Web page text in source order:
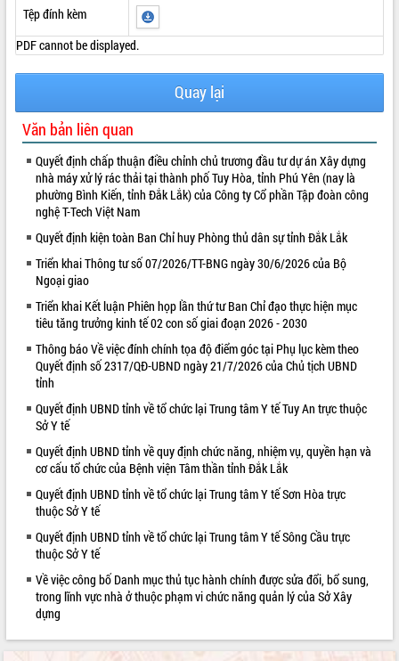
VIDEO
Khám bệnh, cấp phát thuốc miễn phí
và tặng quà người dân xã Cư Pui
Hội nghị UBND tỉnh Đắk Lắk thường kỳ
tháng 7/2026
Lễ truy tặng danh hiệu “Bà Mẹ Việt
Nam Anh hùng” và trao Huân chương
Lao động
UBND tỉnh Đắk Lắk triển khai nhiệm
vụ 6 tháng cuối năm 2026
Kỳ họp thứ Hai, Hội đồng nhân dân
ALBUM ẢNH
Tệp đính kèm
PDF cannot be displayed.
Quay lại
Văn bản liên quan
Quyết định chấp thuận điều chỉnh chủ trương đầu tư dự án Xây dựng
nhà máy xử lý rác thải tại thành phố Tuy Hòa, tỉnh Phú Yên (nay là
phường Bình Kiến, tỉnh Đắk Lắk) của Công ty Cổ phần Tập đoàn công
nghệ T-Tech Việt Nam
Quyết định kiện toàn Ban Chỉ huy Phòng thủ dân sự tỉnh Đắk Lắk
Triển khai Thông tư số 07/2026/TT-BNG ngày 30/6/2026 của Bộ
Ngoại giao
Triển khai Kết luận Phiên họp lần thứ tư Ban Chỉ đạo thực hiện mục
tiêu tăng trưởng kinh tế 02 con số giai đoạn 2026 - 2030
Thông báo Về việc đính chính tọa độ điểm góc tại Phụ lục kèm theo
Quyết định số 2317/QĐ-UBND ngày 21/7/2026 của Chủ tịch UBND
tỉnh
Quyết định UBND tỉnh về tổ chức lại Trung tâm Y tế Tuy An trực thuộc
Sở Y tế
Quyết định UBND tỉnh về quy định chức năng, nhiệm vụ, quyền hạn và
cơ cấu tổ chức của Bệnh viện Tâm thần tỉnh Đắk Lắk
Quyết định UBND tỉnh về tổ chức lại Trung tâm Y tế Sơn Hòa trực
thuộc Sở Y tế
Quyết định UBND tỉnh về tổ chức lại Trung tâm Y tế Sông Cầu trực
thuộc Sở Y tế
Về việc công bố Danh mục thủ tục hành chính được sửa đổi, bổ sung,
trong lĩnh vực nhà ở thuộc phạm vi chức năng quản lý của Sở Xây
dựng